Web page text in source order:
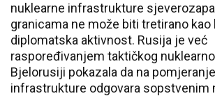
nuklearne infrastrukture
granicama ne može biti tretirano kao
diplomatska aktivnost. Rusija je već
raspoređivanjem taktičkog
Bjelorusiji pokazala da na
infrastrukture odgovara sopstvenim